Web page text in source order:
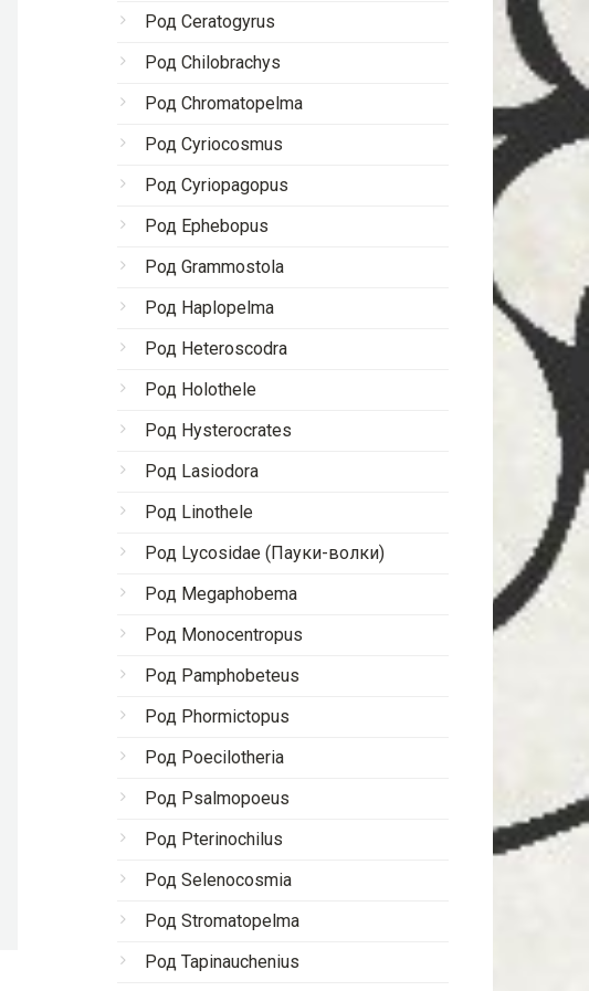
Род Ceratogyrus
Род Chilobrachys
Род Chromatopelma
Род Cyriocosmus
Род Cyriopagopus
Род Ephebopus
Род Grammostola
Род Haplopelma
Род Heteroscodra
Род Holothele
Род Hysterocrates
Род Lasiodora
Род Linothele
Род Lycosidae (Пауки-волки)
Род Megaphobema
Род Monocentropus
Род Pamphobeteus
Род Phormictopus
Род Poecilotheria
Род Psalmopoeus
Род Pterinochilus
Род Selenocosmia
Род Stromatopelma
Род Tapinauchenius